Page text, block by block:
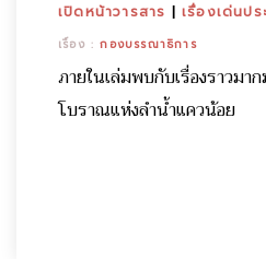
เปิดหน้าวารสาร |เรื่องเด่นปร
เรื่อง :กองบรรณาธิการ
ภายในเล่มพบกับเรื่องราวมา
โบราณแห่งลำน้ำแควน้อย